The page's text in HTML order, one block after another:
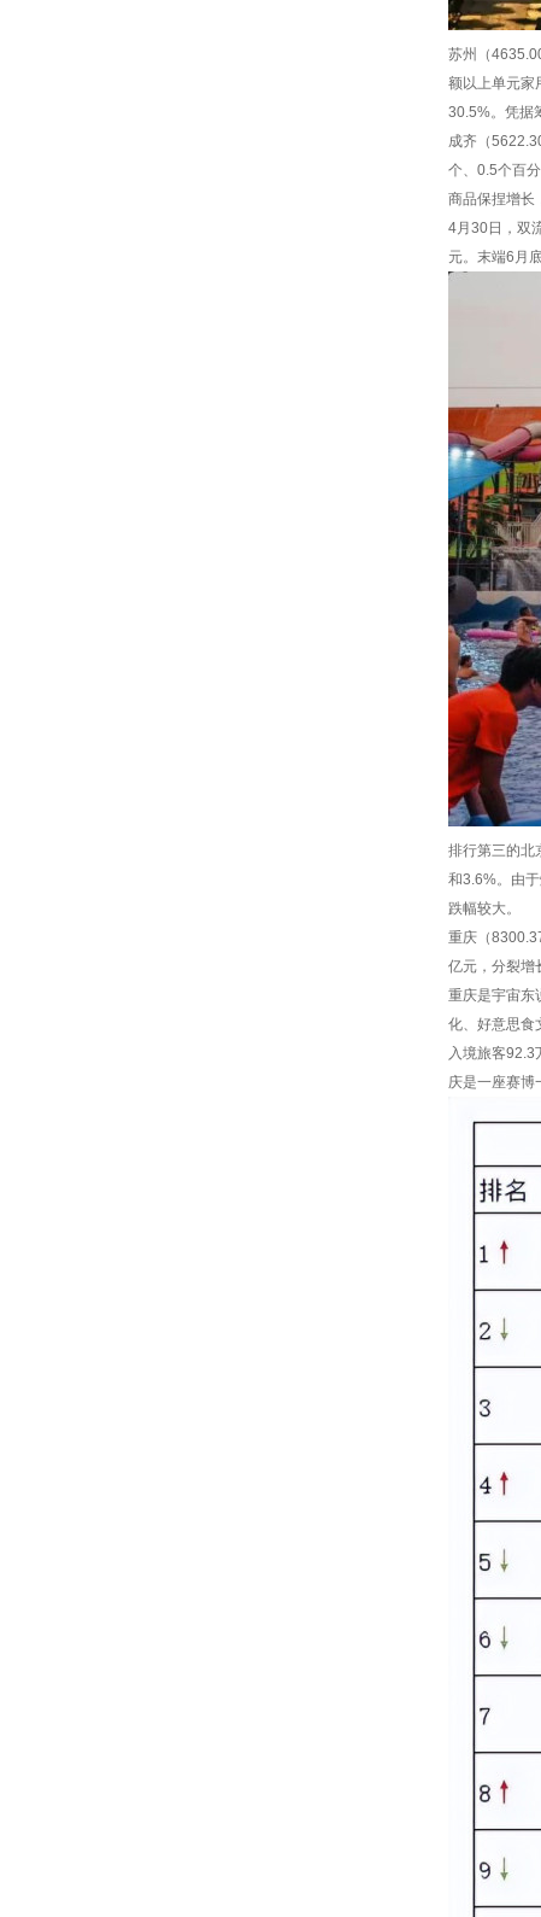
苏州（
额以上单元家
30.5%。凭据
成齐（
个、0.5个百
商品保捏增长
4月30日，双
元。末端6月
排行第三的北
和3.6%。由
跌幅较大。
重庆（
亿元，分裂增
重庆是宇宙东
化、好意思食
入境旅客92.3
庆是一座赛博